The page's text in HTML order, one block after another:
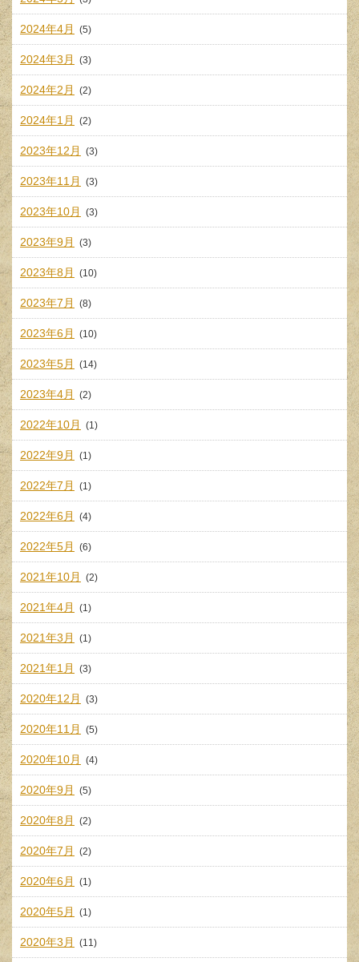
2024年4月 (5)
2024年3月 (3)
2024年2月 (2)
2024年1月 (2)
2023年12月 (3)
2023年11月 (3)
2023年10月 (3)
2023年9月 (3)
2023年8月 (10)
2023年7月 (8)
2023年6月 (10)
2023年5月 (14)
2023年4月 (2)
2022年10月 (1)
2022年9月 (1)
2022年7月 (1)
2022年6月 (4)
2022年5月 (6)
2021年10月 (2)
2021年4月 (1)
2021年3月 (1)
2021年1月 (3)
2020年12月 (3)
2020年11月 (5)
2020年10月 (4)
2020年9月 (5)
2020年8月 (2)
2020年7月 (2)
2020年6月 (1)
2020年5月 (1)
2020年3月 (11)